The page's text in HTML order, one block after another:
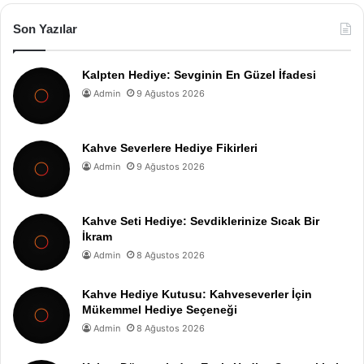
Son Yazılar
Kalpten Hediye: Sevginin En Güzel İfadesi
Admin 9 Ağustos 2026
Kahve Severlere Hediye Fikirleri
Admin 9 Ağustos 2026
Kahve Seti Hediye: Sevdiklerinize Sıcak Bir
İkram
Admin 8 Ağustos 2026
Kahve Hediye Kutusu: Kahveseverler İçin
Mükemmel Hediye Seçeneği
Admin 8 Ağustos 2026